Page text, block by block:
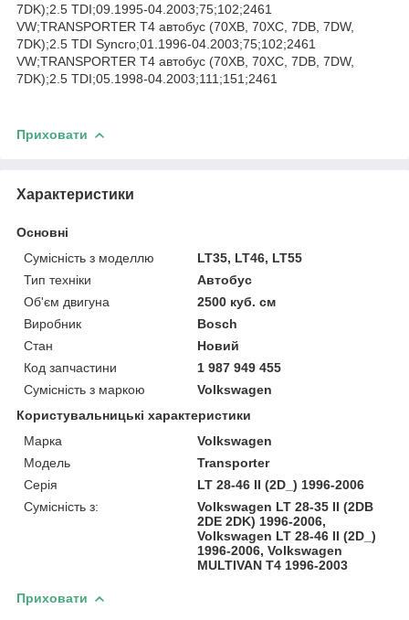
7DK);2.5 TDI;09.1995-04.2003;75;102;2461
VW;TRANSPORTER T4 автобус (70XB, 70XC, 7DB, 7DW,
7DK);2.5 TDI Syncro;01.1996-04.2003;75;102;2461
VW;TRANSPORTER T4 автобус (70XB, 70XC, 7DB, 7DW,
7DK);2.5 TDI;05.1998-04.2003;111;151;2461
Приховати
Характеристики
Основні
Сумісність з моделлю
LT35, LT46, LT55
Тип техніки
Автобус
Об'єм двигуна
2500 куб. см
Виробник
Bosch
Стан
Новий
Код запчастини
1 987 949 455
Сумісність з маркою
Volkswagen
Користувальницькі характеристики
Марка
Volkswagen
Модель
Transporter
Серія
LT 28-46 II (2D_) 1996-2006
Сумісність з:
Volkswagen LT 28-35 II (2DB
2DE 2DK) 1996-2006,
Volkswagen LT 28-46 II (2D_)
1996-2006, Volkswagen
MULTIVAN T4 1996-2003
Приховати